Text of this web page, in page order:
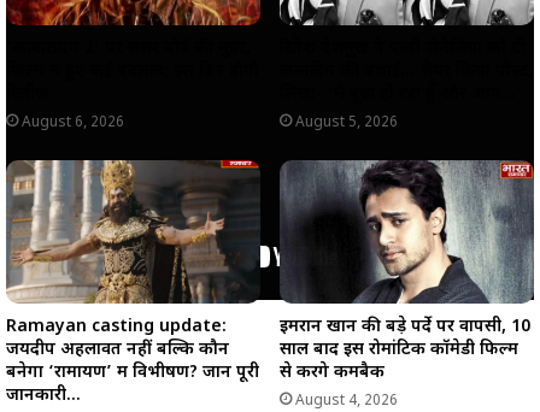
August 6, 2026 August 5, 2026
Ramayan casting update:
जयदीप अहलावत नहीं बल्कि कौन
बनेगा ‘रामायण’ में विभीषण? जानें पूरी
जानकारी…
इमरान खान की बड़े पर्दे पर वापसी, 10
साल बाद इस रोमांटिक कॉमेडी फिल्म
से करेंगे कमबैक
August 4, 2026